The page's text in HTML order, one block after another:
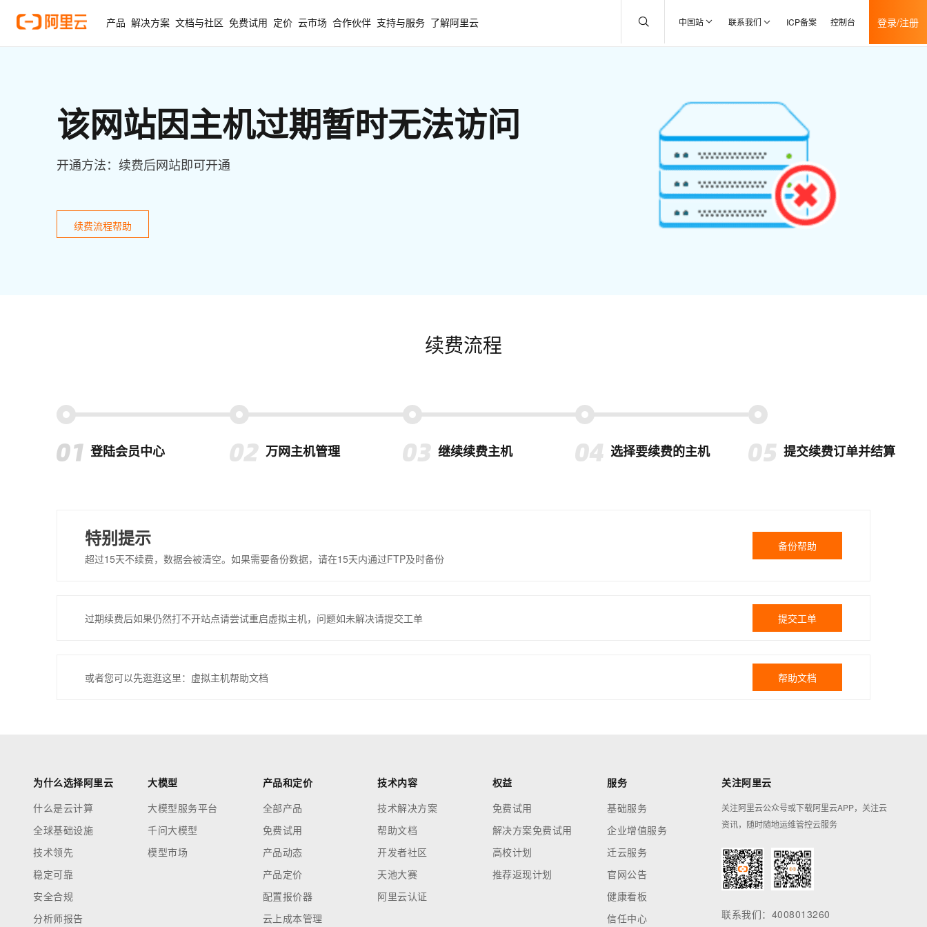
产品 解决方案 文档与社区 免费试用 定价 云市场 合作伙伴 支持与服务 了解阿里云 中国站 联系我们 ICP备案 控制台 登录/注册
该网站因主机过期暂时无法访问
开通方法：续费后网站即可开通
续费流程帮助
续费流程
登陆会员中心 万网主机管理 继续续费主机 选择要续费的主机 提交续费订单并结算
特别提示
超过15天不续费，数据会被清空。如果需要备份数据，请在15天内通过FTP及时备份
备份帮助
过期续费后如果仍然打不开站点请尝试重启虚拟主机，问题如未解决请提交工单 提交工单
或者您可以先逛逛这里：虚拟主机帮助文档 帮助文档